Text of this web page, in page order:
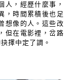
人，經歷什麼事，
，時間累積後也足
想像的人。這些改
但在電影裡，岔路
擇中定了調。